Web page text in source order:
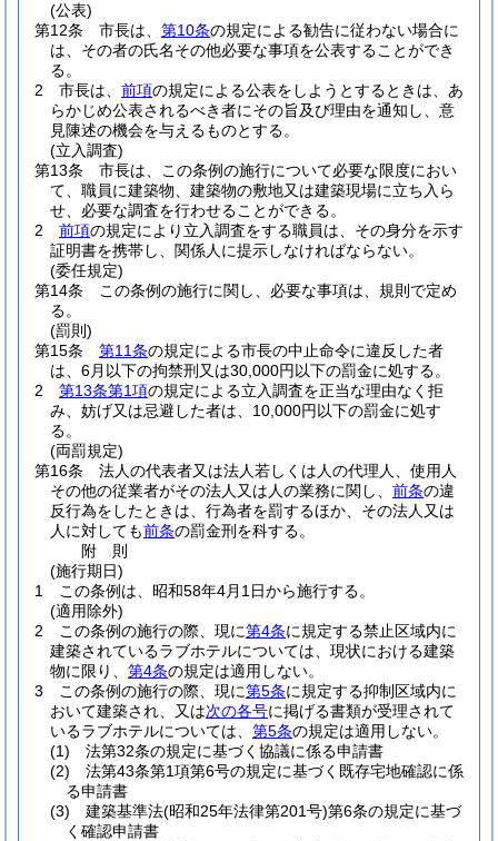
(公表)
第12条
市長は、 第10条の規定による勧告に従わない場合に
は、その者の氏名その他必要な事項を公表することができ
る。
2
市長は、 前項の規定による公表をしようとするときは、あ
らかじめ公表されるべき者にその旨及び理由を通知し、意
見陳述の機会を与えるものとする。
(立入調査)
第13条
市長は、この条例の施行について必要な限度におい
て、職員に建築物、建築物の敷地又は建築現場に立ち入ら
せ、必要な調査を行わせることができる。
2
前項の規定により立入調査をする職員は、その身分を示す
証明書を携帯し、関係人に提示しなければならない。
(委任規定)
第14条
この条例の施行に関し、必要な事項は、規則で定め
る。
(罰則)
第15条
第11条の規定による市長の中止命令に違反した者
は、6月以下の拘禁刑又は30,000円以下の罰金に処する。
2
第13条第1項の規定による立入調査を正当な理由なく拒
み、妨げ又は忌避した者は、10,000円以下の罰金に処す
る。
(両罰規定)
第16条
法人の代表者又は法人若しくは人の代理人、使用人
その他の従業者がその法人又は人の業務に関し、 前条の違
反行為をしたときは、行為者を罰するほか、その法人又は
人に対しても前条の罰金刑を科する。
附 則
(施行期日)
1
この条例は、昭和58年4月1日から施行する。
(適用除外)
2
この条例の施行の際、現に第4条に規定する禁止区域内に
建築されているラブホテルについては、現状における建築
物に限り、 第4条の規定は適用しない。
3
この条例の施行の際、現に第5条に規定する抑制区域内に
おいて建築され、又は次の各号に掲げる書類が受理されて
いるラブホテルについては、 第5条の規定は適用しない。
(1)
法第32条の規定に基づく協議に係る申請書
(2)
法第43条第1項第6号の規定に基づく既存宅地確認に係
る申請書
(3)
建築基準法(昭和25年法律第201号)第6条の規定に基づ
く確認申請書